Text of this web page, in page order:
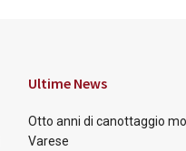
Ultime News
Otto anni di canottaggio
Varese